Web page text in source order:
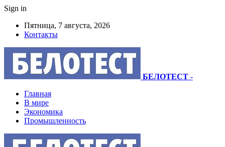
Sign in
Пятница, 7 августа, 2026
Контакты
БЕЛОТЕСТ -
Главная
В мире
Экономика
Промышленность